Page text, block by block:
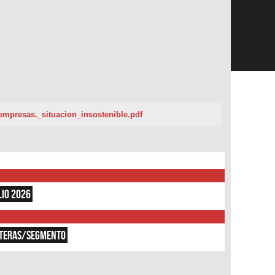
2026
SEGMENTO